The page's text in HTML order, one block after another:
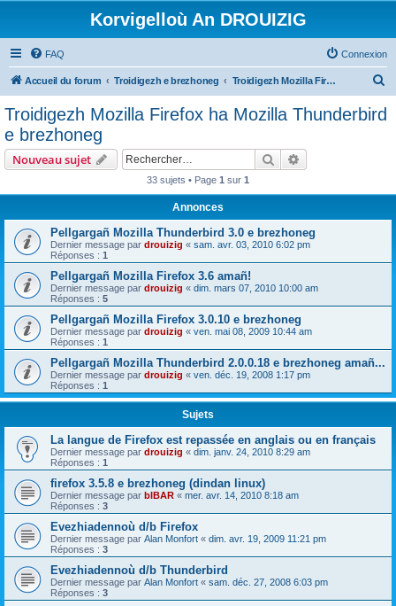
Korvigelloù An DROUIZIG
FAQ Connexion
Accueil du forum Troidigezh e brezhoneg Troidigezh Mozilla Firefox ha Mozilla Thunderbird e brezhoneg
Troidigezh Mozilla Firefox ha Mozilla Thunderbird
e brezhoneg
Nouveau sujet Rechercher
33 sujets • Page 1 sur 1
Annonces
Pellgargañ Mozilla Thunderbird 3.0 e brezhoneg
Dernier message par drouizig « sam. avr. 03, 2010 6:02 pm
Réponses : 1
Pellgargañ Mozilla Firefox 3.6 amañ!
Dernier message par drouizig « dim. mars 07, 2010 10:00 am
Réponses : 5
Pellgargañ Mozilla Firefox 3.0.10 e brezhoneg
Dernier message par drouizig « ven. mai 08, 2009 10:44 am
Réponses : 1
Pellgargañ Mozilla Thunderbird 2.0.0.18 e brezhoneg amañ...
Dernier message par drouizig « ven. déc. 19, 2008 1:17 pm
Réponses : 1
Sujets
La langue de Firefox est repassée en anglais ou en français
Dernier message par drouizig « dim. janv. 24, 2010 8:29 am
Réponses : 1
firefox 3.5.8 e brezhoneg (dindan linux)
Dernier message par bIBAR « mer. avr. 14, 2010 8:18 am
Réponses : 3
Evezhiadennoù d/b Firefox
Dernier message par Alan Monfort « dim. avr. 19, 2009 11:21 pm
Réponses : 3
Evezhiadennoù d/b Thunderbird
Dernier message par Alan Monfort « sam. déc. 27, 2008 6:03 pm
Réponses : 3